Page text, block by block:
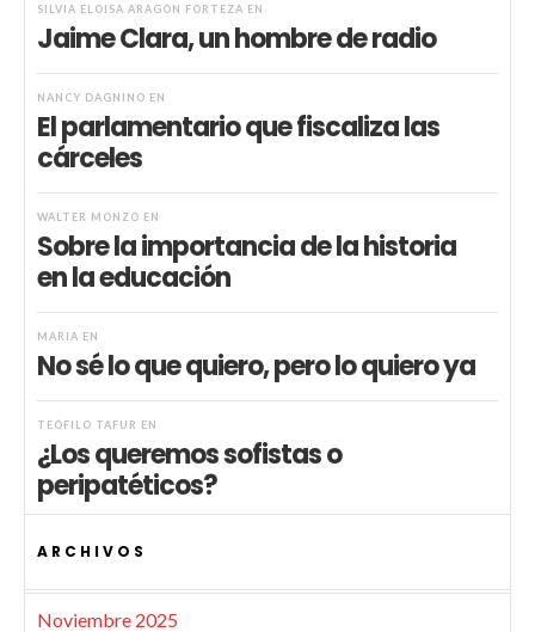
SILVIA ELOISA ARAGÓN FORTEZA EN
Jaime Clara, un hombre de radio
NANCY DAGNINO EN
El parlamentario que fiscaliza las
cárceles
WALTER MONZÓ EN
Sobre la importancia de la historia
en la educación
MARIA EN
No sé lo que quiero, pero lo quiero ya
TEÓFILO TAFUR EN
¿Los queremos sofistas o
peripatéticos?
ARCHIVOS
Noviembre 2025